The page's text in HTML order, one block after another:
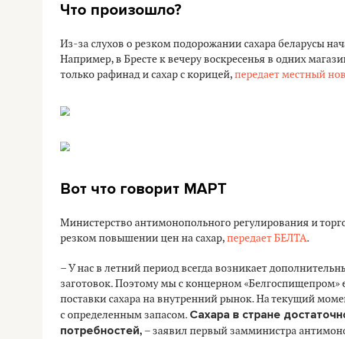
Что произошло?
Из-за слухов о резком подорожании сахара беларусы
Например, в Бресте к вечеру воскресенья в одних
только рафинад и сахар с корицей,передает местный
Вот что говорит МАРТ
Министерство антимонопольного регулирования и
резком повышении цен на сахар,передает БЕЛТА.
– У нас в летний период всегда возникает
заготовок. Поэтому мы с концерном
поставки сахара на внутренний рынок. На текущий
с определенным запасом. Сахара в стране
потребностей, – заявил первый замминистра